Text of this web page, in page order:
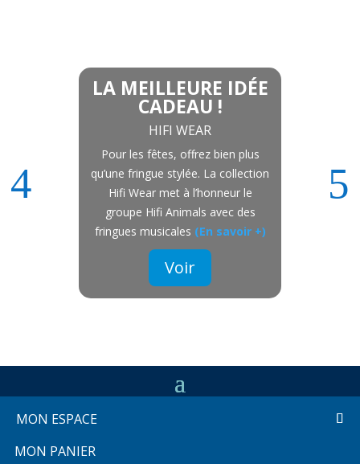
LA MEILLEURE IDÉE
CADEAU !
HIFI WEAR
Pour les fêtes, offrez bien plus
qu’une fringue stylée. La collection
Hifi Wear met à l’honneur le
groupe Hifi Animals avec des
fringues musicales (En savoir +)
Voir
MON ESPACE
MON PANIER